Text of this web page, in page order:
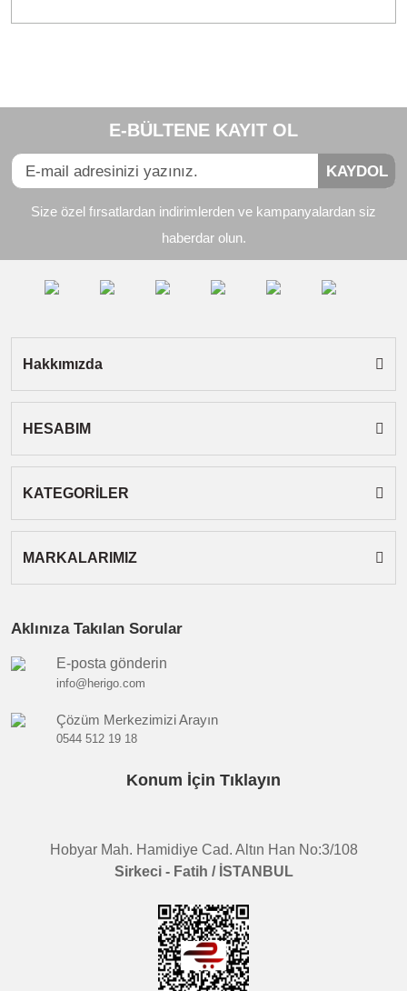
Yorum Yaz
Görüş ve önerileriniz için teşekkür ederiz.
Ürün bilgilerinde hatalar bulunuyor.
Ürün fiyatı diğer sitelerden daha pahalı.
Gönder
E-BÜLTENE KAYIT OL
KAYDOL
Size özel fırsatlardan indirimlerden ve kampanyalardan siz
haberdar olun.
Hakkımızda
HESABIM
KATEGORİLER
MARKALARIMIZ
Aklınıza Takılan Sorular
E-posta gönderin
info@herigo.com
Çözüm Merkezimizi Arayın
0544 512 19 18
Konum İçin Tıklayın
Hobyar Mah. Hamidiye Cad. Altın Han No:3/108
Sirkeci - Fatih / İSTANBUL